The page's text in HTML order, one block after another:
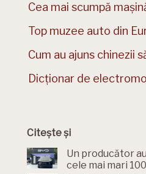
Cea mai scumpă
Top muzee auto din
Cum au ajuns chinezii
Dicționar de
Citește și
Un producător
cele mai mari